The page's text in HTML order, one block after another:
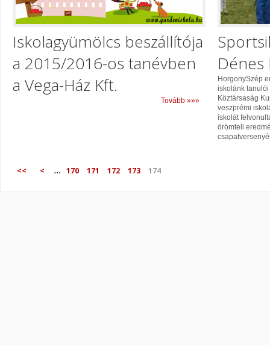
Iskolagyümölcs beszállítója
a 2015/2016-os tanévben
a Vega-Ház Kft.
Tovább »»»
Dénes
HorgonySzép
iskolánk tanulói
Köztársaság
veszprémi
iskolát
örömteli
<< < ... 170 171 172 173 174